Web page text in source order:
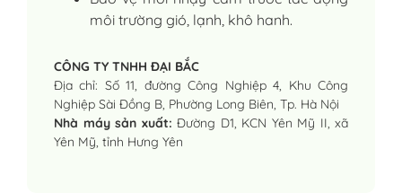
môi trường gió, lạnh, khô hanh.
CÔNG TY TNHH ĐẠI BẮC
Địa chỉ: Số 11, đường Công Nghiệp 4, Khu Công
Nghiệp Sài Đồng B, Phường Long Biên, Tp. Hà Nội
Nhà máy sản xuất: Đường D1, KCN Yên Mỹ II, xã
Yên Mỹ, tỉnh Hưng Yên